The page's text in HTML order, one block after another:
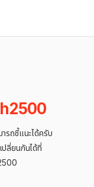
รถชี้แนะได้ครับ
ลี่ยนกันได้ที่